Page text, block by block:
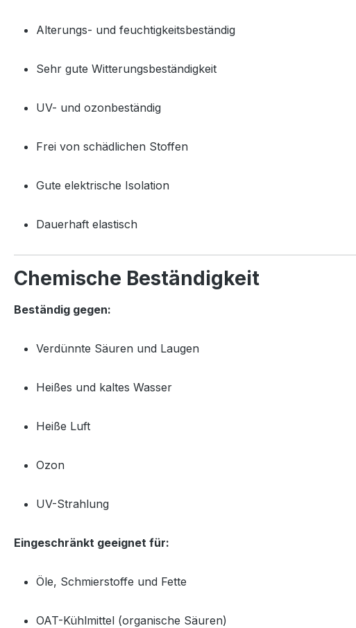
Alterungs- und feuchtigkeitsbeständig
Sehr gute Witterungsbeständigkeit
UV- und ozonbeständig
Frei von schädlichen Stoffen
Gute elektrische Isolation
Dauerhaft elastisch
Chemische Beständigkeit
Beständig gegen:
Verdünnte Säuren und Laugen
Heißes und kaltes Wasser
Heiße Luft
Ozon
UV-Strahlung
Eingeschränkt geeignet für:
Öle, Schmierstoffe und Fette
OAT-Kühlmittel (organische Säuren)